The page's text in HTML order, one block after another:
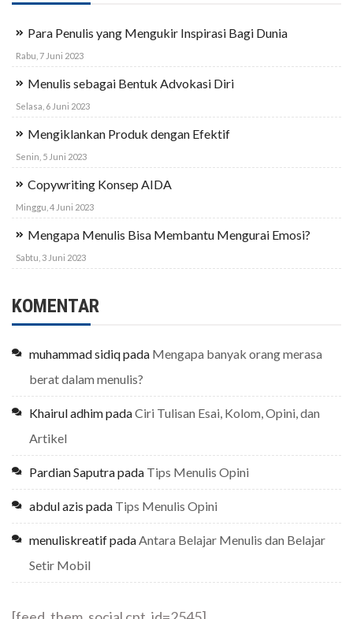
Para Penulis yang Mengukir Inspirasi Bagi Dunia
Rabu, 7 Juni 2023
Menulis sebagai Bentuk Advokasi Diri
Selasa, 6 Juni 2023
Mengiklankan Produk dengan Efektif
Senin, 5 Juni 2023
Copywriting Konsep AIDA
Minggu, 4 Juni 2023
Mengapa Menulis Bisa Membantu Mengurai Emosi?
Sabtu, 3 Juni 2023
KOMENTAR
muhammad sidiqpada Mengapa banyak orang merasa
berat dalam menulis?
Khairul adhimpadaCiri Tulisan Esai, Kolom, Opini, dan
Artikel
Pardian Saputrapada Tips Menulis Opini
abdul azis pada Tips Menulis Opini
menuliskreatifpada Antara Belajar Menulis dan Belajar
Setir Mobil